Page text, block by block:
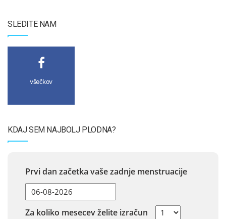
SLEDITE NAM
všečkov
KDAJ SEM NAJBOLJ PLODNA?
Prvi dan začetka vaše zadnje menstruacije
Za koliko mesecev želite izračun